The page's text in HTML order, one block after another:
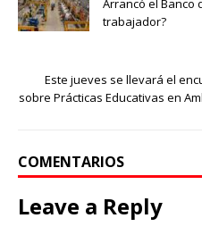
Arrancó el Banco
trabajador?
Este jueves se llevará el
sobre Prácticas Educativas en
COMENTARIOS
Leave a Reply